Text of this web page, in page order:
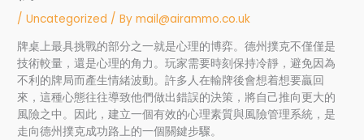
/Uncategorized / Bymail@airammo.co.uk
牌桌上最具挑戰的部分之一就是心理的博弈。德州撲克不僅僅是
技術較量，還是心理的角力。玩家需要時刻保持冷靜，避免因為
不利的牌局而產生情緒波動。許多人在輸牌後會想着想要贏回
來，這種心態往往導致他們做出錯誤的決策，將自己推向更大的
風險之中。因此，建立一個有效的心理素質與風險管理系統，是
走向德州撲克成功路上的一個關鍵步驟。